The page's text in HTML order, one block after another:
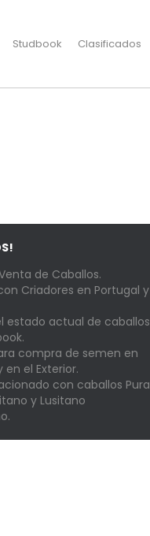
Studbook Clasificados
de Caballos.
Criadores en Portugal y
estado actual de caballos
compra de semen en
en el Exterior.
con caballos Pura
y Lusitano